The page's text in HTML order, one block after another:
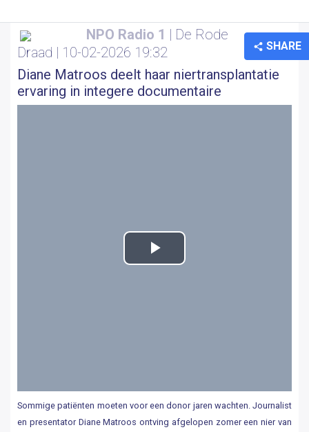
NPO Radio 1 | De Rode
Draad | 10-02-2026 19:32
SHARE
Diane Matroos deelt haar niertransplantatie
ervaring in integere documentaire
Play
Sommige patiënten moeten voor een donor jaren wachten. Journalist
en presentator Diane Matroos ontving afgelopen zomer een nier van